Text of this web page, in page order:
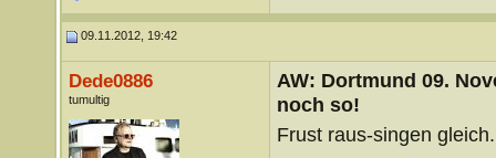
09.11.2012, 19:42
Dede0886
tumultig
AW: Dortmund 09.
noch so!
Frust raus-singen